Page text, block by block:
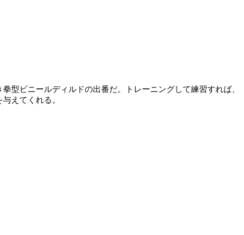
型ビニールディルドの出番だ。トレーニングして練習すれば、
えてくれる。